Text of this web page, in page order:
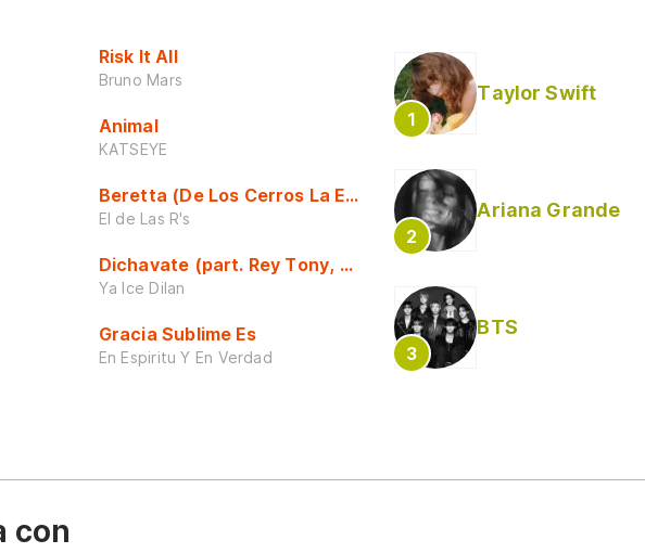
Risk It All
Bruno Mars
Animal
KATSEYE
Beretta (De Los Cerros La Escuela)
El de Las R's
Dichavate (part. Rey Tony, Dj Honda y Helabusador) [explícita]
Ya Ice Dilan
Gracia Sublime Es
En Espiritu Y En Verdad
Taylor Swift
Ariana Grande
BTS
con